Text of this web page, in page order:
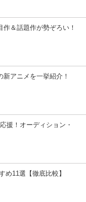
＆話題作が勢ぞろい！
新アニメを一挙紹介！
援！オーディション・
め11選【徹底比較】